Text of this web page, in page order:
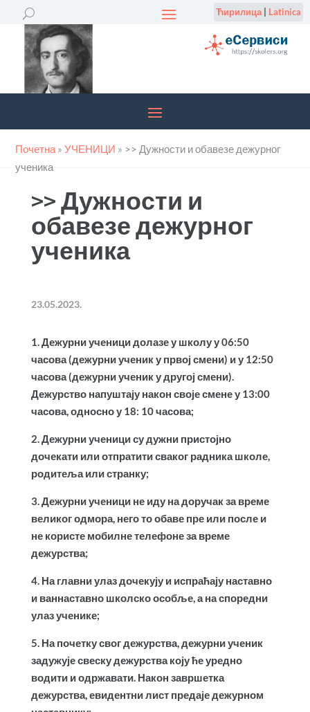
Ћирилица| Latinica
Почетна »УЧЕНИЦИ » >> Дужности и обавезе дежурног
ученика
>> Дужности и
обавезе дежурног
ученика
23.05.2023.
1. Дежурни ученици долазе у школу у 06:50
часова (дежурни ученик у првој смени) и у 12:50
часова (дежурни ученик у другој смени).
Дежурство напуштају након своје смене у 13:00
часова, односно у 18: 10 часова;
2. Дежурни ученици су дужни пристојно
дочекати или отпратити сваког радника школе,
родитеља или странку;
3. Дежурни ученици не иду на доручак за време
великог одмора, него то обаве пре или после и
не користе мобилне телефоне за време
дежурства;
4. На главни улаз дочекују и испраћају наставно
и ваннаставно школско особље, а на споредни
улаз ученике;
5. На почетку свог дежурства, дежурни ученик
задужује свеску дежурства коју ће уредно
водити и одржавати. Након завршетка
дежурства, евидентни лист предаје дежурном